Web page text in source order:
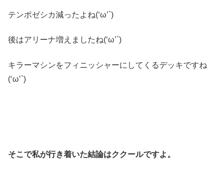
テンポゼシカ減ったよね(‘ω’`)
後はアリーナ増えましたね(‘ω’`)
キラーマシンをフィニッシャーにしてくるデッキですね
(‘ω’`)
そこで私が行き着いた結論はククールですよ。